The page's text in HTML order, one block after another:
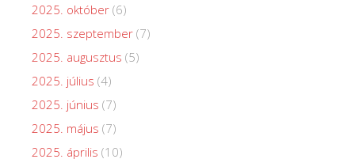
2025. október (6)
2025. szeptember (7)
2025. augusztus (5)
2025. július (4)
2025. június (7)
2025. május (7)
2025. április (10)